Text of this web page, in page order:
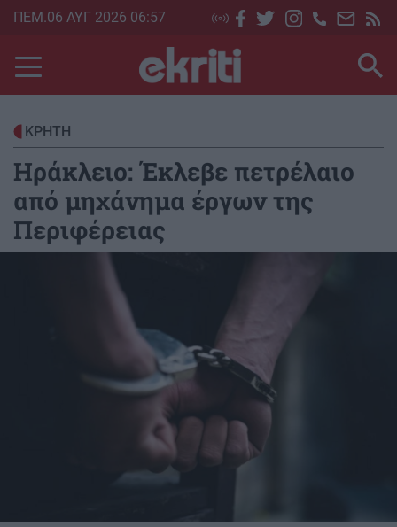
Skip
main
content
ΠΕΜ.06 ΑΥΓ 2026 06:57
ΚΡΗΤΗ
Ηράκλειο: Έκλεβε πετρέλαιο
από μηχάνημα έργων της
Περιφέρειας